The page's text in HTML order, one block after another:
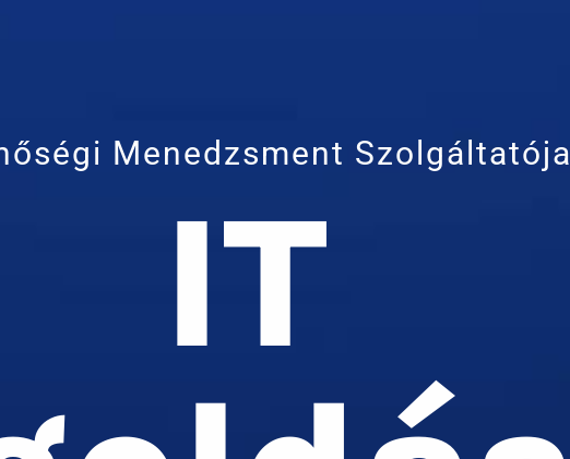
Menedzsment Szolgáltatója
IT